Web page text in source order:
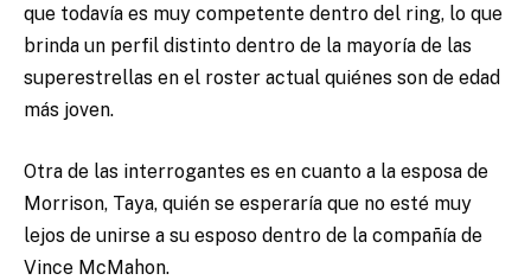
que todavía es muy competente dentro del ring, lo que
brinda un perfil distinto dentro de la mayoría de las
superestrellas en el roster actual quiénes son de edad
más joven.
Otra de las interrogantes es en cuanto a la esposa de
Morrison, Taya, quién se esperaría que no esté muy
lejos de unirse a su esposo dentro de la compañía de
Vince McMahon.